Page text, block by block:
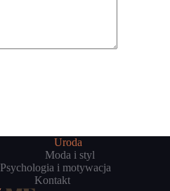
Uroda
Moda i styl
Psychologia i motywacja
Kontakt